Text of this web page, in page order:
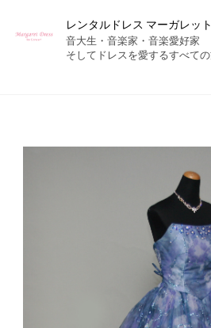
レンタルドレス マーガレット
音大生・音楽家・音楽愛好家